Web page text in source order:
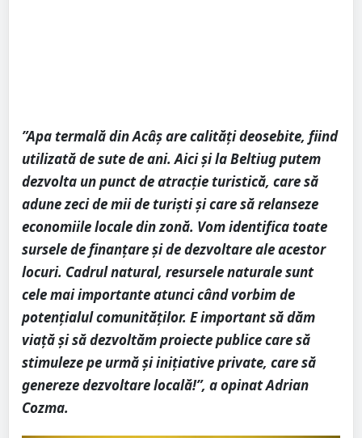
”Apa termală din Acâş are calităţi deosebite, fiind
utilizată de sute de ani. Aici și la Beltiug putem
dezvolta un punct de atracție turistică, care să
adune zeci de mii de turiști și care să relanseze
economiile locale din zonă. Vom identifica toate
sursele de finanțare și de dezvoltare ale acestor
locuri. Cadrul natural, resursele naturale sunt
cele mai importante atunci când vorbim de
potențialul comunităților. E important să dăm
viață și să dezvoltăm proiecte publice care să
stimuleze pe urmă și inițiative private, care să
genereze dezvoltare locală!”, a opinat Adrian
Cozma.